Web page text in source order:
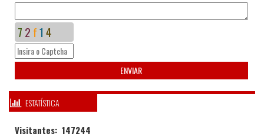
7 2 f1 4
ESTATÍSTICA
Visitantes: 147244